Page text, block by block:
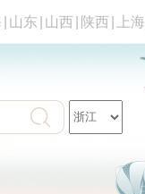
山东 山西 陕西 上海